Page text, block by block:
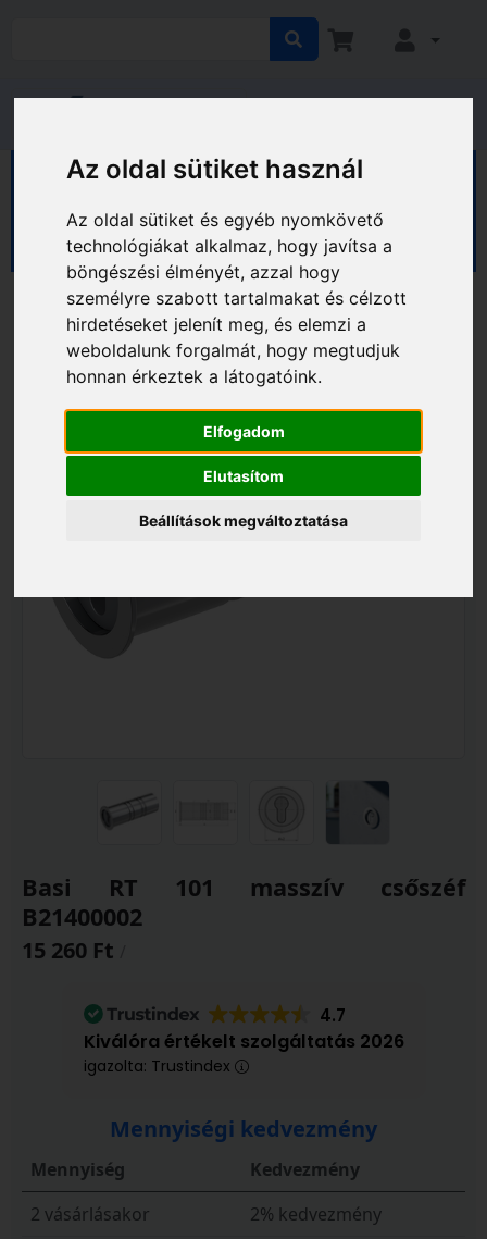
Az oldal sütiket használ
Az oldal sütiket és egyéb nyomkövető
technológiákat alkalmaz, hogy javítsa a
böngészési élményét, azzal hogy
személyre szabott tartalmakat és célzott
hirdetéseket jelenít meg, és elemzi a
weboldalunk forgalmát, hogy megtudjuk
honnan érkeztek a látogatóink.
Elfogadom
Elutasítom
Beállítások megváltoztatása
HÁZ KERT HOBBY
Ház
Biztonságtechnikai eszközök
Széfek, biztonsági eszközök
Speciális széfek
Basi RT 101 masszív csőszéf
B21400002
15 260 Ft
4.7
Kiválóra értékelt szolgáltatás 2026
igazolta: Trustindex
Mennyiségi kedvezmény
Mennyiség
Kedvezmény
2 vásárlásakor
2% kedvezmény